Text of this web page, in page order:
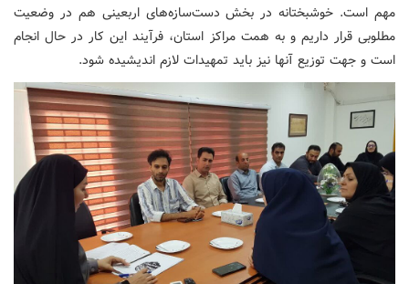
مهم است. خوشبختانه در بخش دست‌سازه‌های اربعینی هم در وضعیت
مطلوبی قرار داریم و به همت مراکز استان، فرآیند این کار در حال انجام
است و جهت توزیع آنها نیز باید تمهیدات لازم اندیشیده شود.